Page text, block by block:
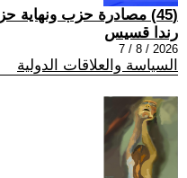
(45) مصادرة حزب ونهاية حزب: تركيا في نهاية حقبة
رندا قسيس
2026 / 8 / 7
السياسة والعلاقات الدولية